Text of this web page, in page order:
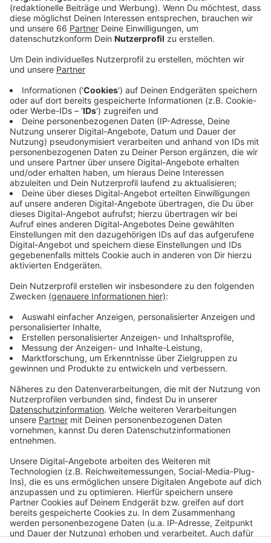
Veröffentlicht:Dienstag, 02.03.2021 05:36
Anzeige
Der Aufenthalt in der Altstadt und an der
Rheinuferpromenade sollte durch das Verweilverbot
bewusst unattraktiver werden, heißt es von der Stadt.
Schließlich seien an dem sehr vollen Wochenende
Zweidrittel der Besucher von auswärts gekommen.
Grundsätzlich habe sich die Lage entspannt - auch am
Carlsplatz und vor dem Fortuna-Büdchen. Das
Verweilverbot gilt zwar nur am Wochenende. OSD und
Polizei wollen aber auch bei schönem Wetter unter
der Woche die beliebten Plätze verstärkt im Blick
haben, heißt es von der Stadt.
Anzeige
Weitere Infos
Anzeige
Die Stadt informiert über das Verweilverbot
So haben wir über das Verweilverbot berichtet
Anzeige
Anzeige